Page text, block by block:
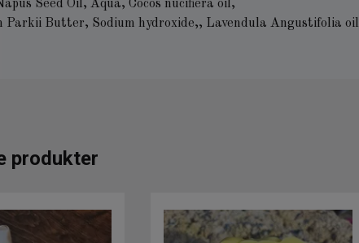
Seed Oil, Aqua, Cocos nucifiera oil,
Parkii Butter, Sodium hydroxide,, Lavendula Angustifolia oil
produkter